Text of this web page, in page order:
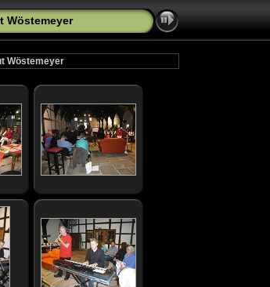
Wöstemeyer
Wöstemeyer